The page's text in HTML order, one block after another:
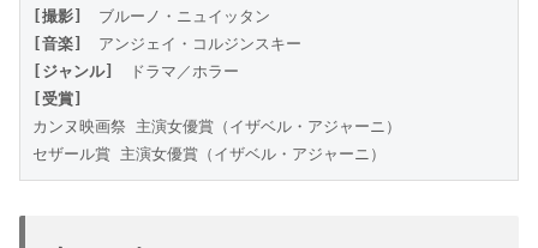
[撮影]
ブルーノ・ニュイッタン
[音楽]
アンジェイ・コルジンスキー
[ジャンル]
ドラマ／ホラー
[受賞]
カンヌ映画祭 主演女優賞（イザベル・アジャーニ）
セザール賞 主演女優賞（イザベル・アジャーニ）